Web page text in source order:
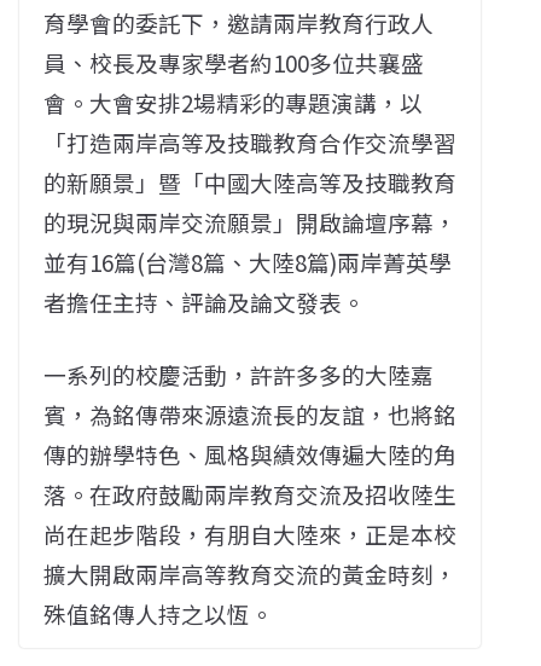
育學會的委託下，邀請兩岸教育行政人
員、校長及專家學者約100多位共襄盛
會。大會安排2場精彩的專題演講，以
「打造兩岸高等及技職教育合作交流學習
的新願景」暨「中國大陸高等及技職教育
的現況與兩岸交流願景」開啟論壇序幕，
並有16篇(台灣8篇、大陸8篇)兩岸菁英學
者擔任主持、評論及論文發表。
一系列的校慶活動，許許多多的大陸嘉
賓，為銘傳帶來源遠流長的友誼，也將銘
傳的辦學特色、風格與績效傳遍大陸的角
落。在政府鼓勵兩岸教育交流及招收陸生
尚在起步階段，有朋自大陸來，正是本校
擴大開啟兩岸高等教育交流的黃金時刻，
殊值銘傳人持之以恆。